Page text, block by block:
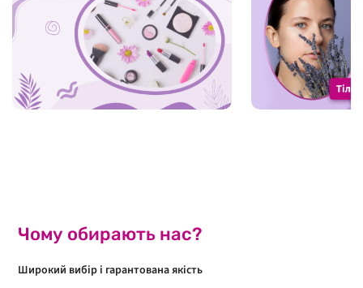
Чому обирають нас?
Широкий вибір і гарантована якість